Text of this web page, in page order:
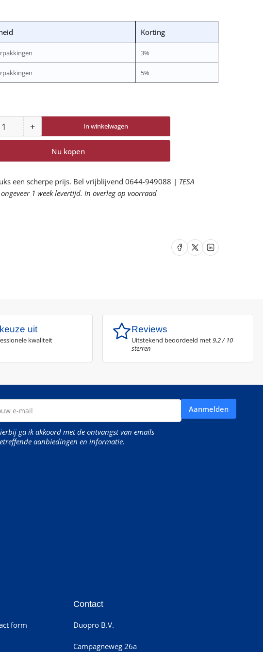
Korting
3%
5%
+Aantal
voor
gereedschaphouder
1500105
In winkelwagen
Nu kopen
een scherpe prijs. Bel vrijblijvend 0644-949088 | TESA
1 week levertijd. In overleg op voorraad
Delen op Facebook
Delen op X Delen op LinkedIn
uit
kwaliteit
Reviews
Uitstekend beoordeeld met9,2 / 10
sterren
Aanmelden
ga ik akkoord met de ontvangst van emails
aanbiedingen en informatie.
form
Contact
Duopro B.V.
Campagneweg 26a